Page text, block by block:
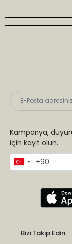
Kampanya,
için kayıt olun.
Bizi Takip Edin